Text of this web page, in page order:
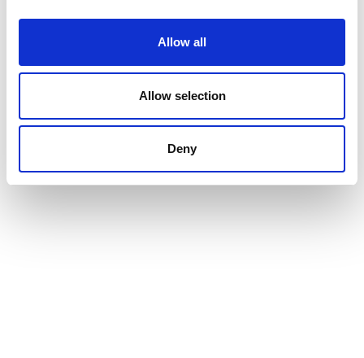
Allow all
Allow selection
Deny
動画